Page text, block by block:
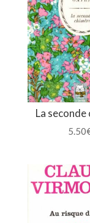
La seconde
5.50